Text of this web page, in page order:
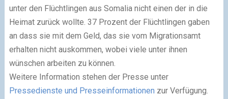
unter den Flüchtlingen aus Somalia nicht einen der in die
Heimat zurück wollte. 37 Prozent der Flüchtlingen gaben
an dass sie mit dem Geld, das sie vom Migrationsamt
erhalten nicht auskommen, wobei viele unter ihnen
wünschen arbeiten zu können.
Weitere Information stehen der Presse unter
Pressedienste und Presseinformationen zur Verfügung.